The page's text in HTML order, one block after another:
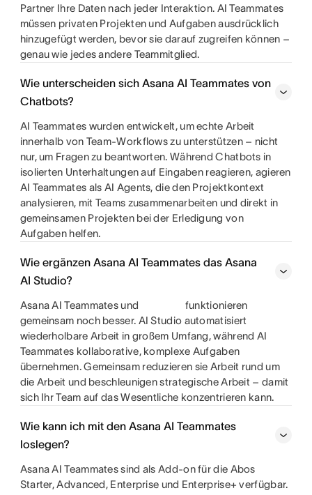
Partner Ihre Daten nach jeder Interaktion. AI Teammates
müssen privaten Projekten und Aufgaben ausdrücklich
hinzugefügt werden, bevor sie darauf zugreifen können –
genau wie jedes andere Teammitglied.
Wie unterscheiden sich Asana AI Teammates von
Chatbots?
AI Teammates wurden entwickelt, um echte Arbeit
innerhalb von Team-Workflows zu unterstützen – nicht
nur, um Fragen zu beantworten. Während Chatbots in
isolierten Unterhaltungen auf Eingaben reagieren, agieren
AI Teammates als AI Agents, die den Projektkontext
analysieren, mit Teams zusammenarbeiten und direkt in
gemeinsamen Projekten bei der Erledigung von
Aufgaben helfen.
Wie ergänzen Asana AI Teammates das Asana
AI Studio?
Asana AI Teammates und
funktionieren
gemeinsam noch besser. AI Studio automatisiert
wiederholbare Arbeit in großem Umfang, während AI
Teammates kollaborative, komplexe Aufgaben
übernehmen. Gemeinsam reduzieren sie Arbeit rund um
die Arbeit und beschleunigen strategische Arbeit – damit
sich Ihr Team auf das Wesentliche konzentrieren kann.
Wie kann ich mit den Asana AI Teammates
loslegen?
Asana AI Teammates sind als Add-on für die Abos
Starter, Advanced, Enterprise und Enterprise+ verfügbar.